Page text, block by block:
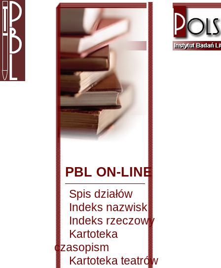
PBL ON-LINE
Spis działów
Indeks nazwisk
Indeks rzeczowy
Kartoteka
czasopism
Kartoteka teatrów